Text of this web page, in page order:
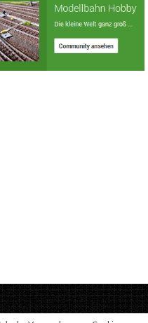
1980 | 2026 © ..:: roters-web ::..